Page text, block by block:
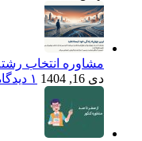
مشاوره انتخاب
دی 16, 1404
۱ دیدگاه